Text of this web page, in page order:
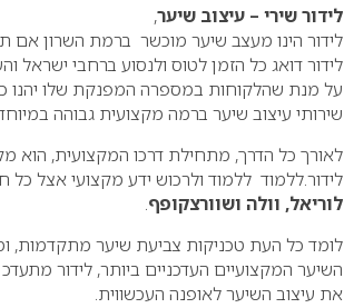
לידור שירי – עיצוב שיער,
לידור הינו מעצב שיער מוכשר ברמת השרון
לידור דואג כל הזמן לטוס ולנסוע ברחבי ישראל
על מנת שהלקוחות במספרה המפנקת שלו יהנו
שירותי עיצוב שיער ברמה מקצועית גבוהה
לאורך כל הדרך, מתחילת דרכו המקצועית, הוא
לידור.ללמוד ללמוד ולרכוש ידע מקצועי אצל
לוריאל, וולה ושוורצקופף.
לומד כל העת טכניקות צביעת שיער מתקדמות,
השיער המקצועיים העדכניים ביותר, לידור
את עיצוב השיער לאופנה העכשווית.